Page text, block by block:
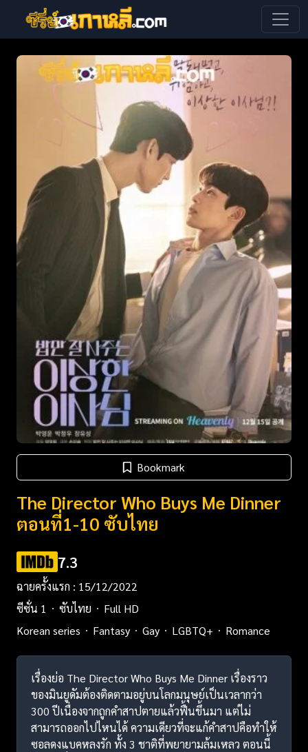
Bookmark
The Director Who Buys Me Dinner
ตอนที่1-10 ซับไทย
7.3
ฉายครั้งแรก : 15/12/2022
ซีซั่น 1
ซับไทย
Full HD
Korean series
Fantasy Gay LGBTQ+ Romance
เรื่องย่อ The Director Who Buys Me Dinner เรื่องราว
ของมินยูดัมต้องติดตามอยู่บนโลกมนุษย์เป็นเวลากว่า
300 ปีเนื่องจากถูกคำสาปตายแล้วฟื้นขึ้นมา แต่ไม่
สามารถออกไปไหนได้ ความเดียวที่จะแก้คำสาปคือทำให้
ซอลดงแบคหลงรัก ทั้ง 3 ชาติที่พยายามล้มเหลว ตอนนี้